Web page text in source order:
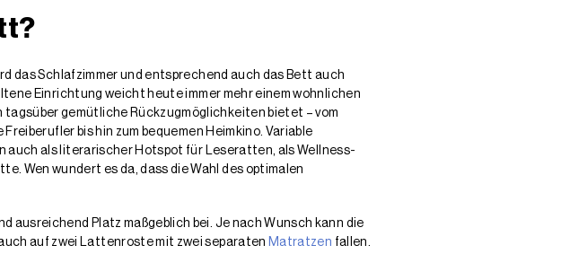
das Schlafzimmer und entsprechend auch das Bett auch
Einrichtung weicht heute immer mehr einem wohnlichen
gemütliche Rückzugmöglichkeiten bietet – vom
bis hin zum bequemen Heimkino. Variable
auch als literarischer Hotspot für Leseratten, als Wellness-
Wen wundert es da, dass die Wahl des optimalen
Platz maßgeblich bei. Je nach Wunsch kann die
auf zwei Lattenroste mit zwei separaten Matratzen fallen.